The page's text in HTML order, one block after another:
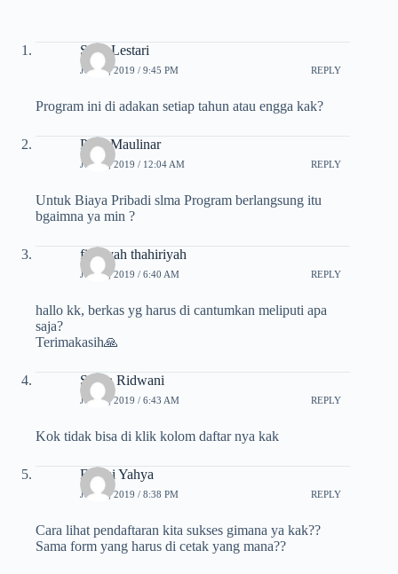
Saeli Lestari
JULI 2, 2019 / 9:45 PM REPLY
Program ini di adakan setiap tahun atau engga kak?
Putri Maulinar
JULI 3, 2019 / 12:04 AM REPLY
Untuk Biaya Pribadi slma Program berlangsung itu
bgaimna ya min ?
fithriyah thahiriyah
JULI 3, 2019 / 6:40 AM REPLY
hallo kk, berkas yg harus di cantumkan meliputi apa
saja?
Terimakasih🙏
Surga Ridwani
JULI 3, 2019 / 6:43 AM REPLY
Kok tidak bisa di klik kolom daftar nya kak
Fahmi Yahya
JULI 3, 2019 / 8:38 PM REPLY
Cara lihat pendaftaran kita sukses gimana ya kak??
Sama form yang harus di cetak yang mana??